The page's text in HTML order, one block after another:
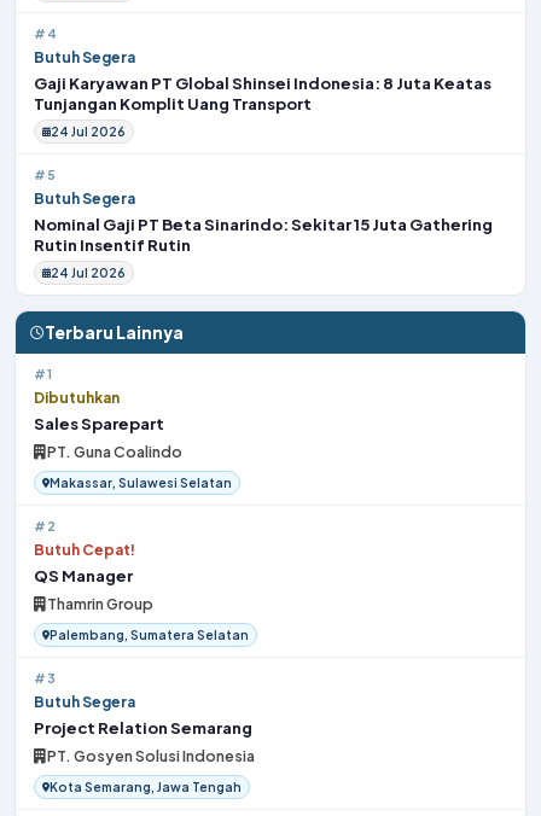
#4
Butuh Segera
Gaji Karyawan PT Global Shinsei Indonesia: 8 Juta Keatas
Tunjangan Komplit Uang Transport
24 Jul 2026
#5
Butuh Segera
Nominal Gaji PT Beta Sinarindo: Sekitar 15 Juta Gathering
Rutin Insentif Rutin
24 Jul 2026
Terbaru Lainnya
#1
Dibutuhkan
Sales Sparepart
PT. Guna Coalindo
Makassar, Sulawesi Selatan
#2
Butuh Cepat!
QS Manager
Thamrin Group
Palembang, Sumatera Selatan
#3
Butuh Segera
Project Relation Semarang
PT. Gosyen Solusi Indonesia
Kota Semarang, Jawa Tengah